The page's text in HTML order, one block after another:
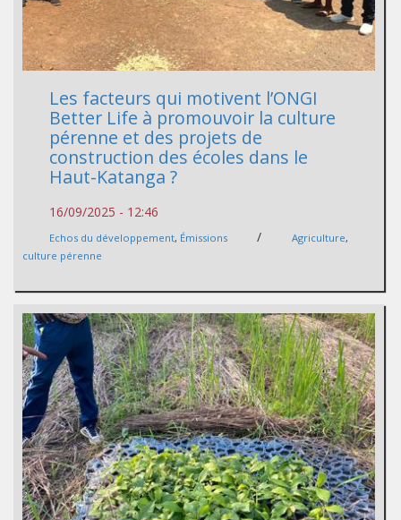
Les facteurs qui motivent l’ONGI
Better Life à promouvoir la culture
pérenne et des projets de
construction des écoles dans le
Haut-Katanga ?
16/09/2025 - 12:46
Echos du développement, Émissions / Agriculture,
culture pérenne